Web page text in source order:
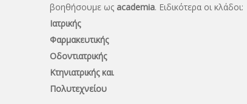
βοηθήσουμε ως academia. Ειδικότερα οι κλάδοι:
Ιατρικής
Φαρμακευτικής
Οδοντιατρικής
Κτηνιατρικής και
Πολυτεχνείου